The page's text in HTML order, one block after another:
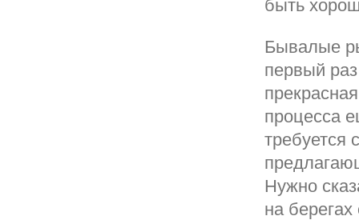
быть
Бывалые
первый
процесса
требуется
Нужно
на